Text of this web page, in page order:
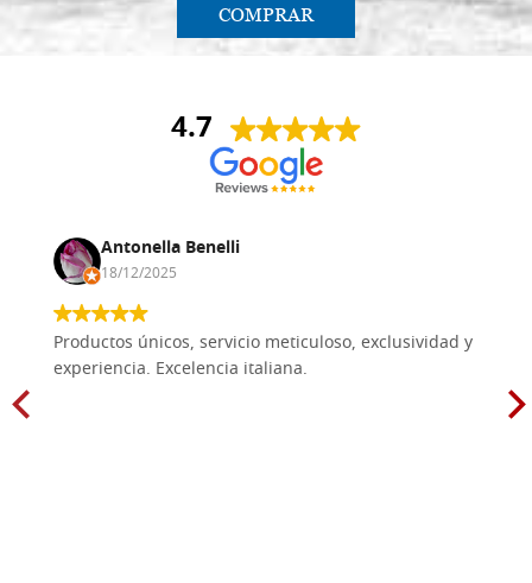
COMPRAR
4.7
Antonella Benelli
18/12/2025
Productos únicos, servicio meticuloso, exclusividad y
experiencia. Excelencia italiana.